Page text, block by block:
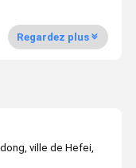
Regardez plus
ville de Hefei,